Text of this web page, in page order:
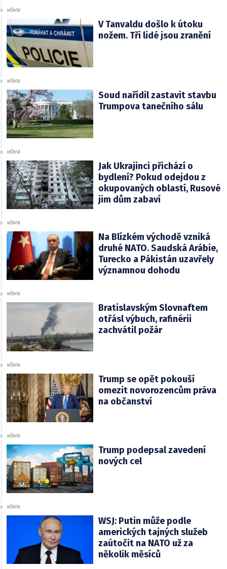
včera
V Tanvaldu došlo k útoku
nožem. Tři lidé jsou zranění
včera
Soud nařídil zastavit stavbu
Trumpova tanečního sálu
včera
Jak Ukrajinci přichází o
bydlení? Pokud odejdou z
okupovaných oblastí, Rusové
jim dům zabaví
včera
Na Blízkém východě vzniká
druhé NATO. Saudská Arábie,
Turecko a Pákistán uzavřely
významnou dohodu
včera
Bratislavským Slovnaftem
otřásl výbuch, rafinérii
zachvátil požár
včera
Trump se opět pokouší
omezit novorozencům práva
na občanství
včera
Trump podepsal zavedení
nových cel
včera
WSJ: Putin může podle
amerických tajných služeb
zaútočit na NATO už za
několik měsíců